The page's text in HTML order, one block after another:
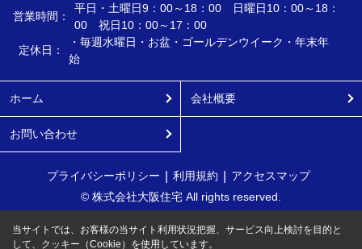
営業時間：
平日・土曜日9：00～18：00 日曜日10：00～18：
00 祝日10：00～17：00
定休日：
・毎週水曜日・お盆・ゴールデンウイーク・年末年
始
ホーム 会社概要
お問い合わせ
プライバシーポリシー 利用規約
アクセスマップ
© 株式会社大阪住宅 All rights reserved.
当サイトでは、お客様の当サイト利用状況把握、サービス向上検討を目的と
して、クッキー（Cookie）を使用しています。